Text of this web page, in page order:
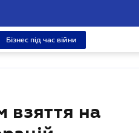
Бізнес під час війни
на